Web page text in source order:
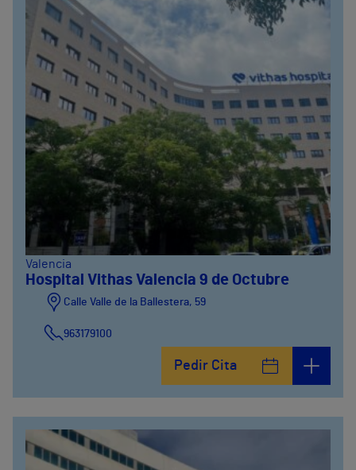
Valencia
Hospital Vithas Valencia 9 de Octubre
Calle Valle de la Ballestera, 59
963179100
Pedir Cita